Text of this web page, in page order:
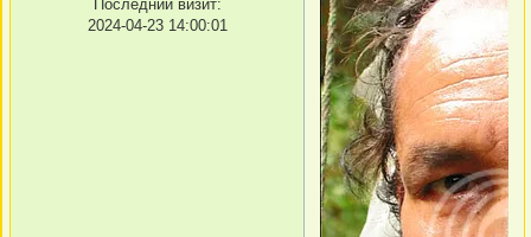
Последний визит:
2024-04-23 14:00:01